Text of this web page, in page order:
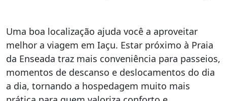
Uma boa localização ajuda você a aproveitar
melhor a viagem em Iaçu. Estar próximo à Praia
da Enseada traz mais conveniência para passeios,
momentos de descanso e deslocamentos do dia
a dia, tornando a hospedagem muito mais